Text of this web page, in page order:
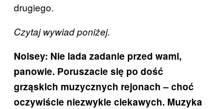
drugiego.
Czytaj wywiad poniżej.
Noisey: Nie lada zadanie przed wami,
panowie. Poruszacie się po dość
grząskich muzycznych rejonach – choć
oczywiście niezwykle ciekawych. Muzyka